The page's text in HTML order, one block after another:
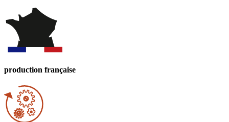
production française